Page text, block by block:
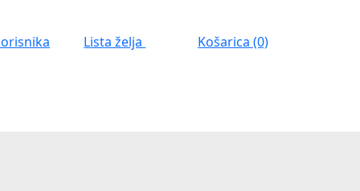
Lista želja Košarica (0)